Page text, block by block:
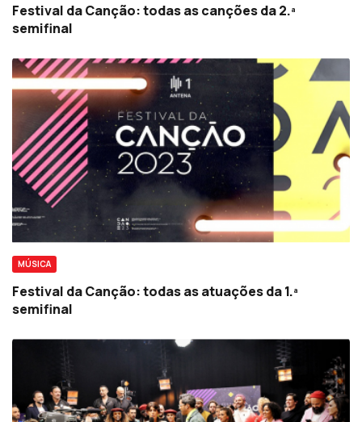
Festival da Canção: todas as canções da 2.ª
semifinal
MÚSICA
Festival da Canção: todas as atuações da 1.ª
semifinal